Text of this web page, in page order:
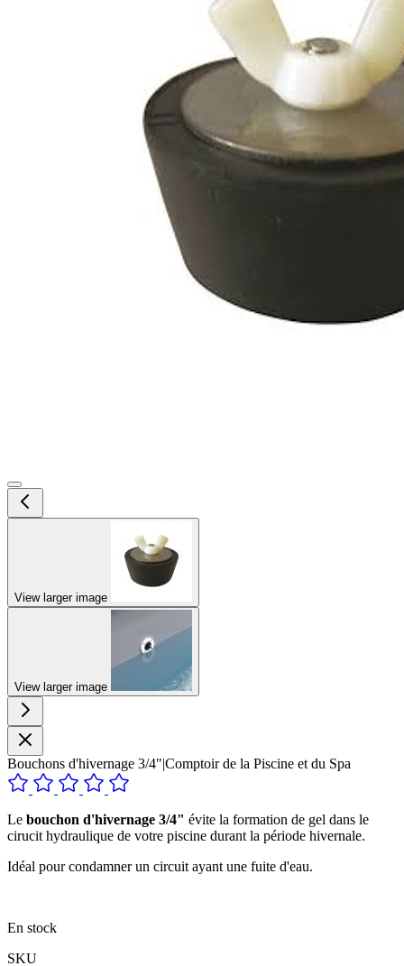
View larger image
View larger image
Bouchons d'hivernage 3/4"|Comptoir de la Piscine et du Spa
Le bouchon d'hivernage 3/4" évite la formation de gel dans le
cirucit hydraulique de votre piscine durant la période hivernale.
Idéal pour condamner un circuit ayant une fuite d'eau.
En stock
SKU